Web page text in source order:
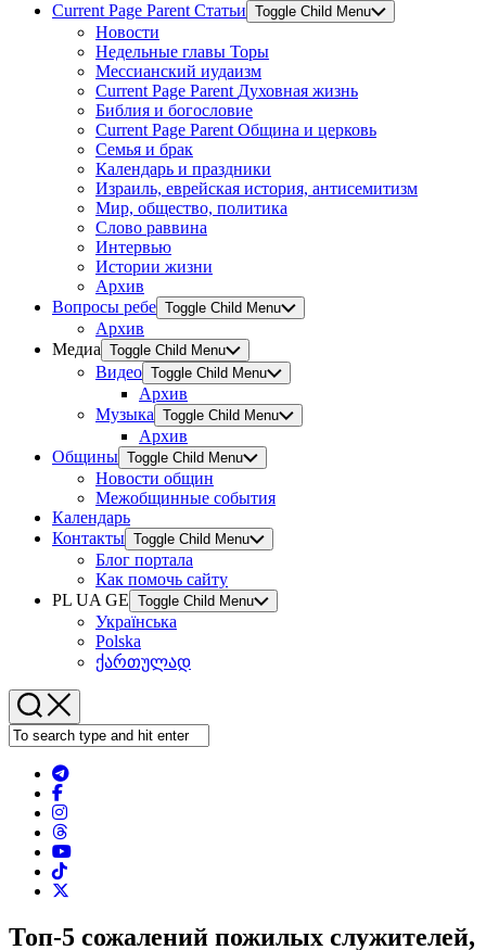
Current Page Parent Статьи Toggle Child Menu
Новости
Недельные главы Торы
Мессианский иудаизм
Current Page Parent Духовная жизнь
Библия и богословие
Current Page Parent Община и церковь
Семья и брак
Календарь и праздники
Израиль, еврейская история, антисемитизм
Мир, общество, политика
Слово раввина
Интервью
Истории жизни
Архив
Вопросы ребе Toggle Child Menu
Архив
Медиа Toggle Child Menu
Видео Toggle Child Menu
Архив
Музыка Toggle Child Menu
Архив
Общины Toggle Child Menu
Новости общин
Межобщинные события
Календарь
Контакты Toggle Child Menu
Блог портала
Как помочь сайту
PL UA GE Toggle Child Menu
Українська
Polska
ქართულად
Топ-5 сожалений пожилых служителей,